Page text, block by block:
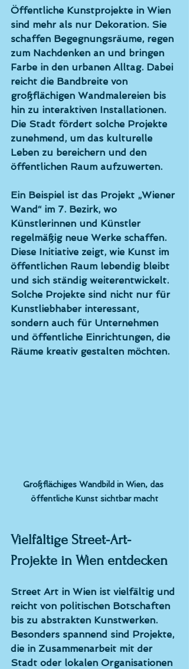
Öffentliche Kunstprojekte in Wien
sind mehr als nur Dekoration. Sie
schaffen Begegnungsräume, regen
zum Nachdenken an und bringen
Farbe in den urbanen Alltag. Dabei
reicht die Bandbreite von
großflächigen Wandmalereien bis
hin zu interaktiven Installationen.
Die Stadt fördert solche Projekte
zunehmend, um das kulturelle
Leben zu bereichern und den
öffentlichen Raum aufzuwerten.
Ein Beispiel ist das Projekt „Wiener
Wand“ im 7. Bezirk, wo
Künstlerinnen und Künstler
regelmäßig neue Werke schaffen.
Diese Initiative zeigt, wie Kunst im
öffentlichen Raum lebendig bleibt
und sich ständig weiterentwickelt.
Solche Projekte sind nicht nur für
Kunstliebhaber interessant,
sondern auch für Unternehmen
und öffentliche Einrichtungen, die
Räume kreativ gestalten möchten.
Großflächiges Wandbild in Wien, das
öffentliche Kunst sichtbar macht
Vielfältige Street-Art-
Projekte in Wien entdecken
Street Art in Wien ist vielfältig und
reicht von politischen Botschaften
bis zu abstrakten Kunstwerken.
Besonders spannend sind Projekte,
die in Zusammenarbeit mit der
Stadt oder lokalen Organisationen